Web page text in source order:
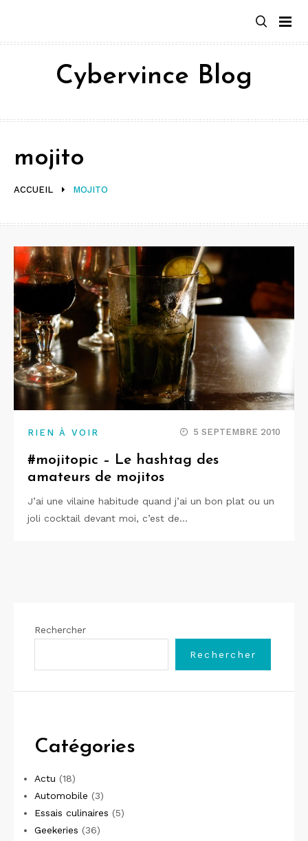
contenu
Cybervince Blog
ACCUEIL MOJITO
mojito
RIEN À VOIR 5 SEPTEMBRE 2010
#mojitopic – Le hashtag des
amateurs de mojitos
J’ai une vilaine habitude quand j’ai un bon plat ou un
joli cocktail devant moi, c’est de…
Rechercher
Rechercher
Catégories
Actu (18)
Automobile (3)
Essais culinaires (5)
Geekeries (36)